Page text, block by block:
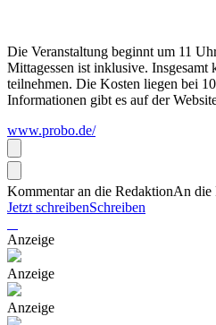
Die Veranstaltung beginnt um 11
Mittagessen ist inklusive. Insgesamt
teilnehmen. Die Kosten liegen bei
Informationen gibt es auf der
www.probo.de/
Kommentar an die RedaktionAn die
Jetzt schreibenSchreiben
Anzeige
Anzeige
Anzeige